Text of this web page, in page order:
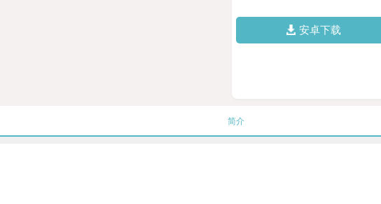
安卓下载
简介